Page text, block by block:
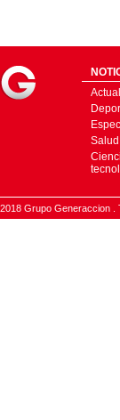
Salud
2018 Grupo Generaccion